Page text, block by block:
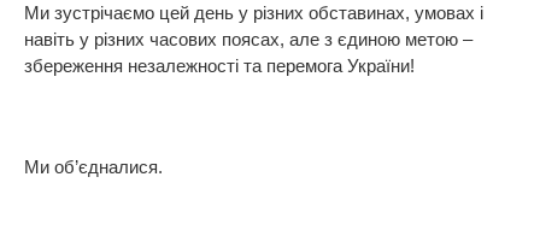
Ми зустрічаємо цей день у різних обставинах, умовах і
навіть у різних часових поясах, але з єдиною метою –
збереження незалежності та перемога України!
Ми об’єдналися.